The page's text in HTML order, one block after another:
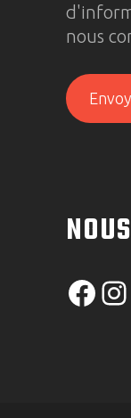
nous